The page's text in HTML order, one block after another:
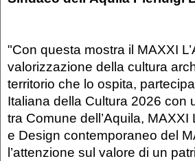
"Con questa mostra il MAXXI
valorizzazione della cultura
territorio che lo ospita,
Italiana della Cultura 2026 con
tra Comune dell’Aquila,
e Design contemporaneo del
l’attenzione sul valore di un